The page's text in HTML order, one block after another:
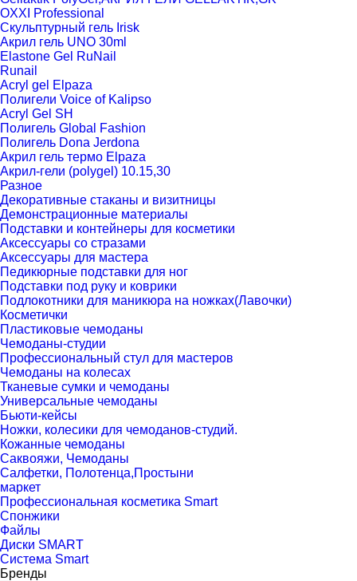
OXXI Professional
Скульптурный гель Irisk
Акрил гель UNO 30ml
Elastone Gel RuNail
Runail
Acryl gel Elpaza
Полигели Voice of Kalipso
Acryl Gel SH
Полигель Global Fashion
Полигель Dona Jerdona
Акрил гель термо Elpaza
Акрил-гели (polygel) 10.15,30
Разное
Декоративные стаканы и визитницы
Демонстрационные материалы
Подставки и контейнеры для косметики
Аксессуары со стразами
Аксессуары для мастера
Педикюрные подставки для ног
Подставки под руку и коврики
Подлокотники для маникюра на ножках(Лавочки)
Косметички
Пластиковые чемоданы
Чемоданы-студии
Профессиональный стул для мастеров
Чемоданы на колесах
Тканевые сумки и чемоданы
Универсальные чемоданы
Бьюти-кейсы
Ножки, колесики для чемоданов-студий.
Кожанные чемоданы
Саквояжи, Чемоданы
Салфетки, Полотенца,Простыни
маркет
Профессиональная косметика Smart
Спонжики
Файлы
Диски SMART
Система Smart
Бренды